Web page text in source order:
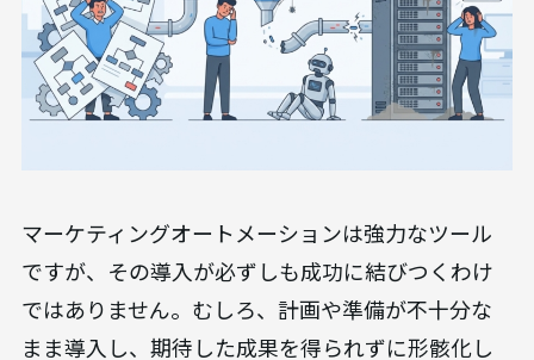
マーケティングオートメーションは強力なツール
ですが、その導入が必ずしも成功に結びつくわけ
ではありません。むしろ、計画や準備が不十分な
まま導入し、期待した成果を得られずに形骸化し